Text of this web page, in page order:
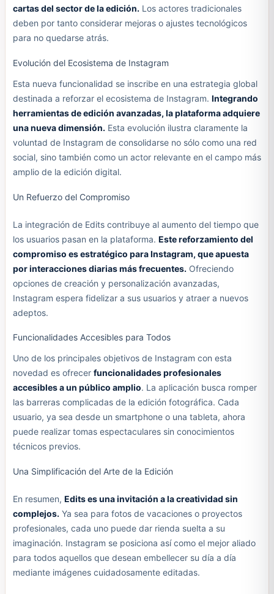
cartas del sector de la edición. Los actores tradicionales
deben por tanto considerar mejoras o ajustes tecnológicos
para no quedarse atrás.
Evolución del Ecosistema de Instagram
Esta nueva funcionalidad se inscribe en una estrategia global
destinada a reforzar el ecosistema de Instagram. Integrando
herramientas de edición avanzadas, la plataforma adquiere
una nueva dimensión. Esta evolución ilustra claramente la
voluntad de Instagram de consolidarse no sólo como una red
social, sino también como un actor relevante en el campo más
amplio de la edición digital.
Un Refuerzo del Compromiso
La integración de Edits contribuye al aumento del tiempo que
los usuarios pasan en la plataforma. Este reforzamiento del
compromiso es estratégico para Instagram, que apuesta
por interacciones diarias más frecuentes. Ofreciendo
opciones de creación y personalización avanzadas,
Instagram espera fidelizar a sus usuarios y atraer a nuevos
adeptos.
Funcionalidades Accesibles para Todos
Uno de los principales objetivos de Instagram con esta
novedad es ofrecer funcionalidades profesionales
accesibles a un público amplio. La aplicación busca romper
las barreras complicadas de la edición fotográfica. Cada
usuario, ya sea desde un smartphone o una tableta, ahora
puede realizar tomas espectaculares sin conocimientos
técnicos previos.
Una Simplificación del Arte de la Edición
En resumen, Edits es una invitación a la creatividad sin
complejos. Ya sea para fotos de vacaciones o proyectos
profesionales, cada uno puede dar rienda suelta a su
imaginación. Instagram se posiciona así como el mejor aliado
para todos aquellos que desean embellecer su día a día
mediante imágenes cuidadosamente editadas.